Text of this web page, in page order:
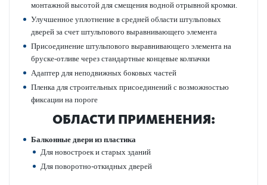
монтажной выс­отой для смещения водной отр­ывной кромки.
Улучшенное уплотнение в средней области штульповых
дверей за счет штульпового выравнивающего элемента
Присо­единение штульпового выравнивающего элемента на
бруске-отливе через стандартные концевые колпачки
Адаптер для непо­движных боковых частей
Пленка для строительных присо­единений с возможно­стью
фиксации на пороге
ОБЛАСТИ ПРИМЕНЕНИЯ:
Балконные двери из пла­стика
Для новос­троек и старых зданий
Для пово­р­отно-откидных дверей